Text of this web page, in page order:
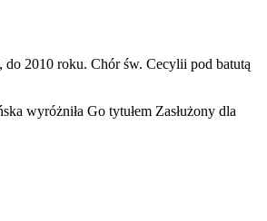
2010 roku. Chór św. Cecylii pod batutą
wyróżniła Go tytułem Zasłużony dla